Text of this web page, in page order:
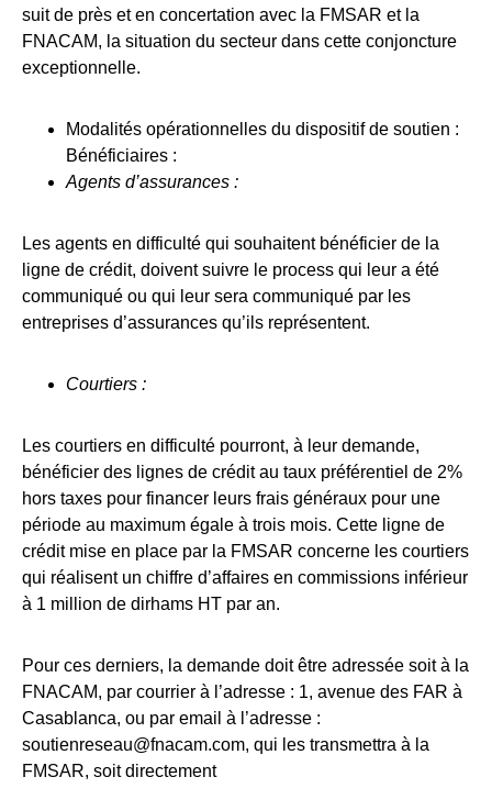
suit de près et en concertation avec la FMSAR et la
FNACAM, la situation du secteur dans cette conjoncture
exceptionnelle.
Modalités opérationnelles du dispositif de soutien :
Bénéficiaires :
Agents d’assurances :
Les agents en difficulté qui souhaitent bénéficier de la
ligne de crédit, doivent suivre le process qui leur a été
communiqué ou qui leur sera communiqué par les
entreprises d’assurances qu’ils représentent.
Courtiers :
Les courtiers en difficulté pourront, à leur demande,
bénéficier des lignes de crédit au taux préférentiel de 2%
hors taxes pour financer leurs frais généraux pour une
période au maximum égale à trois mois. Cette ligne de
crédit mise en place par la FMSAR concerne les courtiers
qui réalisent un chiffre d’affaires en commissions inférieur
à 1 million de dirhams HT par an.
Pour ces derniers, la demande doit être adressée soit à la
FNACAM, par courrier à l’adresse : 1, avenue des FAR à
Casablanca, ou par email à l’adresse :
soutienreseau@fnacam.com, qui les transmettra à la
FMSAR, soit directement